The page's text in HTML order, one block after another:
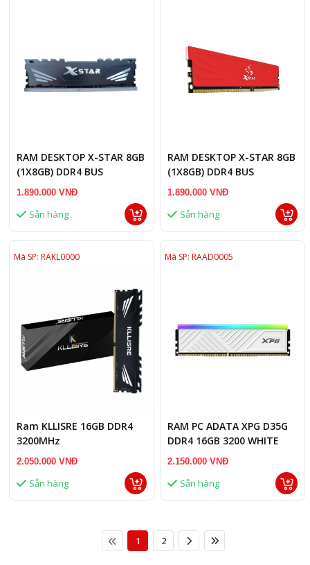
RAM DESKTOP X-STAR 8GB
(1X8GB) DDR4 BUS
3200MHZ BLACK
1.890.000 VNĐ
Sẵn hàng
RAM DESKTOP X-STAR 8GB
(1X8GB) DDR4 BUS
3200MHZ
1.890.000 VNĐ
Sẵn hàng
Mã SP: RAKL0000
Ram KLLISRE 16GB DDR4
3200MHz
2.050.000 VNĐ
Sẵn hàng
Mã SP: RAAD0005
RAM PC ADATA XPG D35G
DDR4 16GB 3200 WHITE
RGB ( AX4U320016G16A-
2.150.000 VNĐ
Sẵn hàng
1 2